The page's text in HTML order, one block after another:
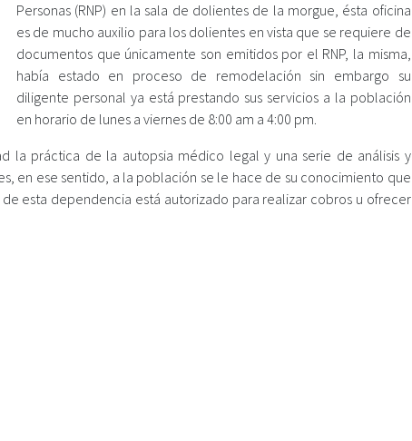
Personas (RNP) en la sala de dolientes de la morgue, ésta oficina
es de mucho auxilio para los dolientes en vista que se requiere de
documentos que únicamente son emitidos por el RNP, la misma,
había estado en proceso de remodelación sin embargo su
diligente personal ya está prestando sus servicios a la población
en horario de lunes a viernes de 8:00 am a 4:00 pm.
la práctica de la autopsia médico legal y una serie de análisis y
en ese sentido, a la población se le hace de su conocimiento que
esta dependencia está autorizado para realizar cobros u ofrecer